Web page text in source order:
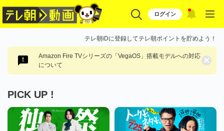
ログイン
テレ朝iDに登録してテレ朝ポイントを貯めよう！
Amazon Fire TVシリーズの「VegaOS」搭載モデルへの対応
について
×
PICK UP !